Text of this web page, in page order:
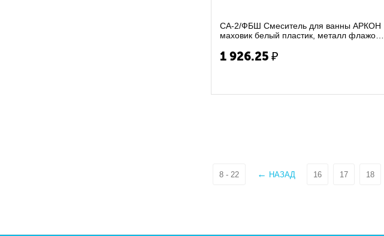
СА-2/ФБШ Смеситель для ванны АРКОН
маховик белый пластик, металл флажок,
1 926.25 ₽
8 - 22 НАЗАД 16 17 18